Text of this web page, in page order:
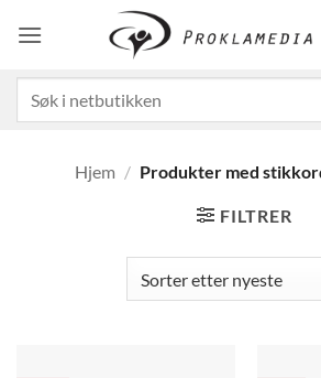
etter:
Hjem / Produkter med
FILTRER